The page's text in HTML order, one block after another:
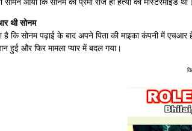
थी सोनम
है कि सोनम पढ़ाई के बाद अपने पिता की माइका कंपनी में
हुई और फिर मामला प्यार में बदल गया।